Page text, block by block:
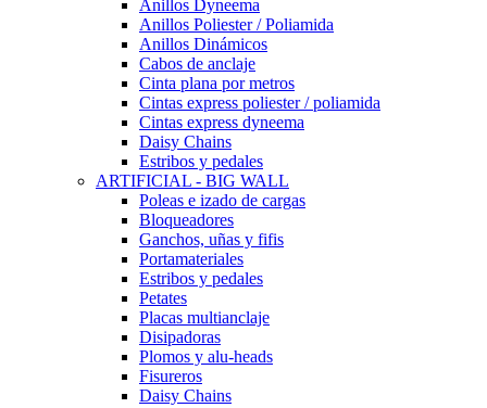
Anillos Dyneema
Anillos Poliester / Poliamida
Anillos Dinámicos
Cabos de anclaje
Cinta plana por metros
Cintas express poliester / poliamida
Cintas express dyneema
Daisy Chains
Estribos y pedales
ARTIFICIAL - BIG WALL
Poleas e izado de cargas
Bloqueadores
Ganchos, uñas y fifis
Portamateriales
Estribos y pedales
Petates
Placas multianclaje
Disipadoras
Plomos y alu-heads
Fisureros
Daisy Chains